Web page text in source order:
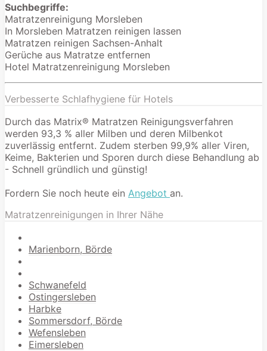
Suchbegriffe:
Matratzenreinigung Morsleben
In Morsleben Matratzen reinigen lassen
Matratzen reinigen Sachsen-Anhalt
Gerüche aus Matratze entfernen
Hotel Matratzenreinigung Morsleben
Verbesserte Schlafhygiene für Hotels
Durch das Matrix® Matratzen Reinigungsverfahren
werden 93,3 % aller Milben und deren Milbenkot
zuverlässig entfernt. Zudem sterben 99,9% aller Viren,
Keime, Bakterien und Sporen durch diese Behandlung ab
- Schnell gründlich und günstig!
Fordern Sie noch heute ein Angebot an.
Matratzenreinigungen in Ihrer Nähe
Marienborn, Börde
Schwanefeld
Ostingersleben
Harbke
Sommersdorf, Börde
Wefensleben
Eimersleben